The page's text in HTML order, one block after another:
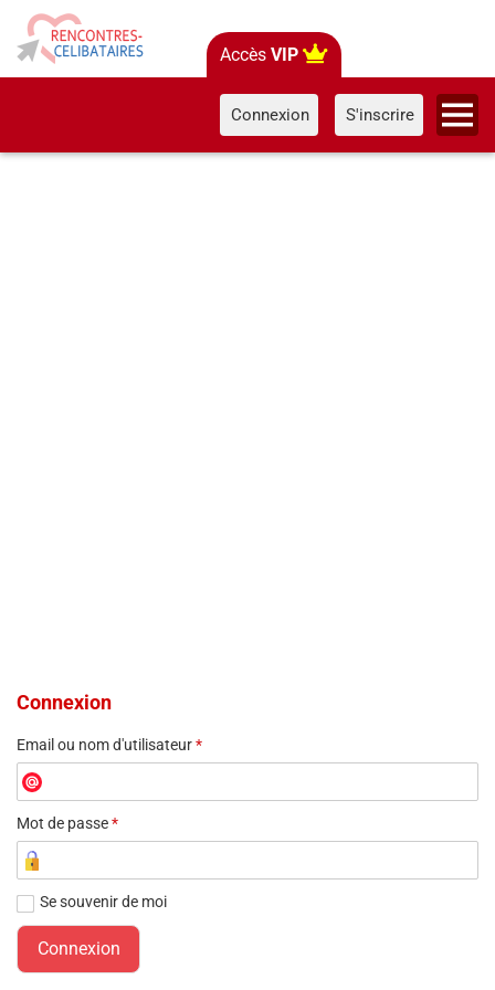
Accès VIP
Connexion S'inscrire
Connexion
Email ou nom d'utilisateur*
Mot de passe*
Se souvenir de moi